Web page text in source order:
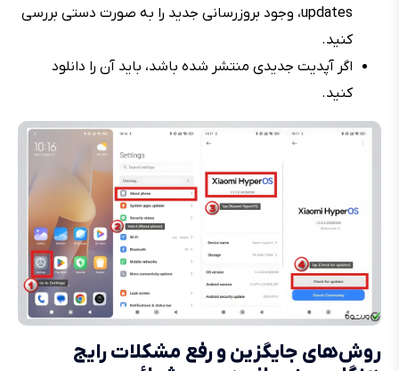
updates، وجود بروزرسانی جدید را به صورت دستی بررسی
کنید.
اگر آپدیت جدیدی منتشر شده باشد، باید آن را دانلود
کنید.
روش‌های جایگزین و رفع مشکلات رایج